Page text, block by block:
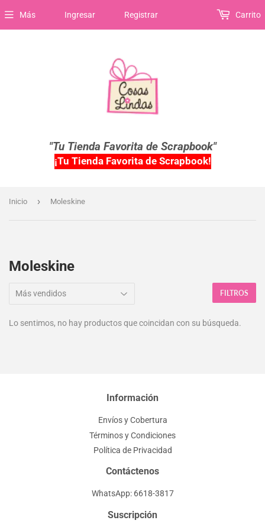
"Tu Tienda Favorita de Scrapbook"
¡Tu Tienda Favorita de Scrapbook!
Más Ingresar Registrar Carrito
Inicio › Moleskine
Moleskine
FILTROS
Lo sentimos, no hay productos que coincidan con su búsqueda.
Información
Envíos y Cobertura
Términos y Condiciones
Política de Privacidad
Contáctenos
WhatsApp: 6618-3817
Suscripción